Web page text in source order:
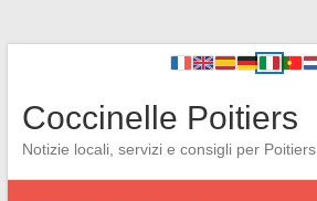
Coccinelle Poitiers
Notizie locali, servizi e consigli per Poitiers